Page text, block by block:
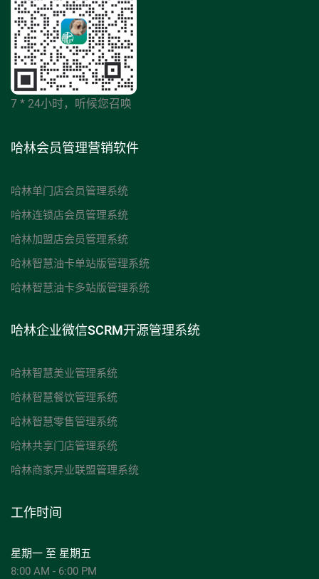
7 * 24小时，听候您召唤
哈林会员管理营销软件
哈林单门店会员管理系统
哈林连锁店会员管理系统
哈林加盟店会员管理系统
哈林智慧油卡单站版管理系统
哈林智慧油卡多站版管理系统
哈林企业微信SCRM开源管理系统
哈林智慧美业管理系统
哈林智慧餐饮管理系统
哈林智慧零售管理系统
哈林共享门店管理系统
哈林商家异业联盟管理系统
工作时间
星期一 至 星期五
8:00 AM - 6:00 PM